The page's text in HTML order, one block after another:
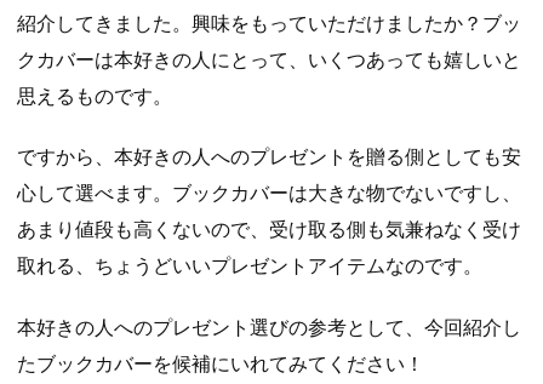
紹介してきました。興味をもっていただけましたか？ブッ
クカバーは本好きの人にとって、いくつあっても嬉しいと
思えるものです。
ですから、本好きの人へのプレゼントを贈る側としても安
心して選べます。ブックカバーは大きな物でないですし、
あまり値段も高くないので、受け取る側も気兼ねなく受け
取れる、ちょうどいいプレゼントアイテムなのです。
本好きの人へのプレゼント選びの参考として、今回紹介し
たブックカバーを候補にいれてみてください！